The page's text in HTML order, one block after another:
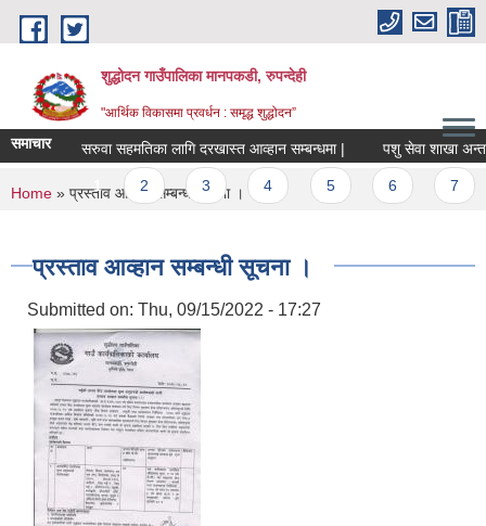
Skip to main content
शुद्धोदन गाउँपालिका मानपकडी, रुपन्देही
"आर्थिक विकासमा प्रवर्धन : समृद्ध शुद्धोदन”
समाचारसरुवा सहमतिका लागि दरखास्त आव्हान सम्बन्धमा | पशु सेवा शाखा अन्तर्गत
Pages
2 3 4
You are here
Home » प्रस्ताव आव्हान सम्बन्धी सूचना ।
प्रस्ताव आव्हान सम्बन्धी सूचना ।
Submitted on: Thu, 09/15/2022 - 17:27